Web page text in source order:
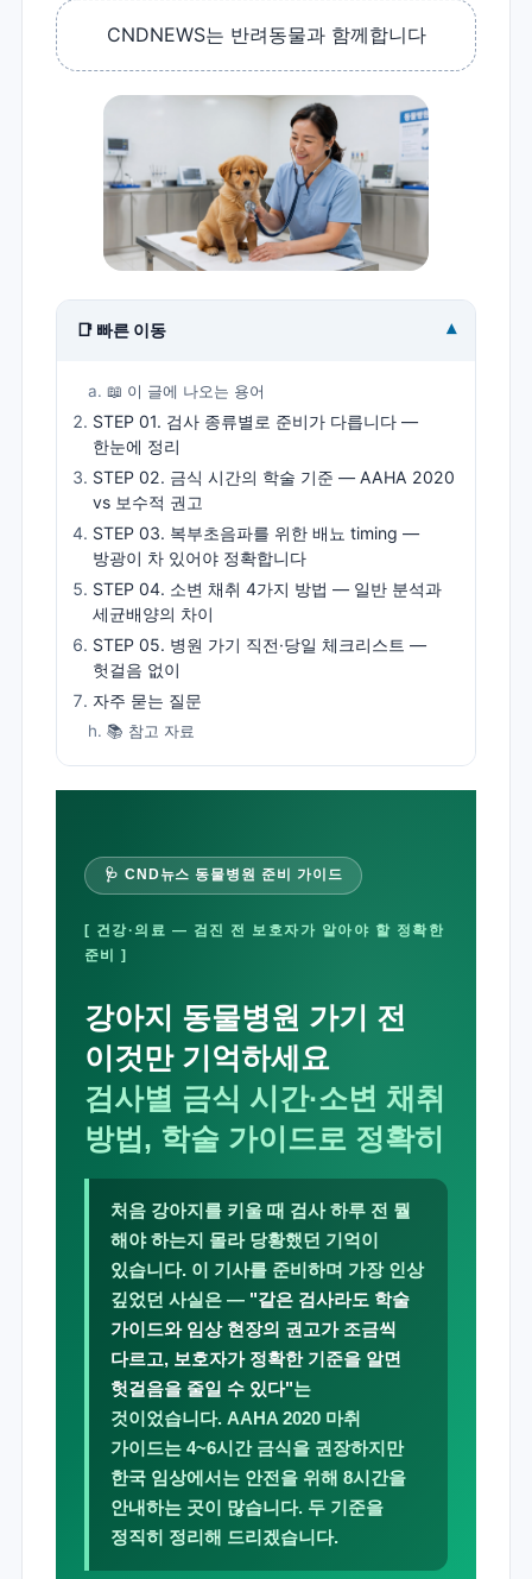
CNDNEWS는 반려동물과 함께합니다
📑 빠른 이동 ▾
📖 이 글에 나오는 용어
STEP 01. 검사 종류별로 준비가 다릅니다 —
한눈에 정리
STEP 02. 금식 시간의 학술 기준 — AAHA 2020
vs 보수적 권고
STEP 03. 복부초음파를 위한 배뇨 timing —
방광이 차 있어야 정확합니다
STEP 04. 소변 채취 4가지 방법 — 일반 분석과
세균배양의 차이
STEP 05. 병원 가기 직전·당일 체크리스트 —
헛걸음 없이
자주 묻는 질문
📚 참고 자료
🩺 CND뉴스 동물병원 준비 가이드
[ 건강·의료 — 검진 전 보호자가 알아야 할 정확한
준비 ]
강아지 동물병원 가기 전
이것만 기억하세요
검사별 금식 시간·소변 채취
방법, 학술 가이드로 정확히
처음 강아지를 키울 때 검사 하루 전 뭘
해야 하는지 몰라 당황했던 기억이
있습니다. 이 기사를 준비하며 가장 인상
깊었던 사실은 — "같은 검사라도 학술
가이드와 임상 현장의 권고가 조금씩
다르고, 보호자가 정확한 기준을 알면
헛걸음을 줄일 수 있다"는
것이었습니다. AAHA 2020 마취
가이드는 4~6시간 금식을 권장하지만
한국 임상에서는 안전을 위해 8시간을
안내하는 곳이 많습니다. 두 기준을
정직히 정리해 드리겠습니다.